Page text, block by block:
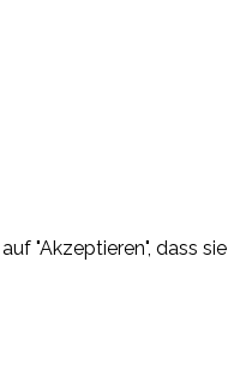
"Akzeptieren", dass